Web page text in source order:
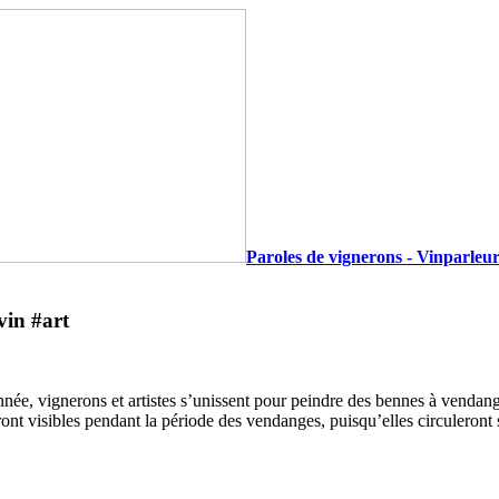
Paroles de vignerons -
#art
vignerons et artistes s’unissent pour peindre des bennes à
visibles pendant la période des vendanges, puisqu’elles